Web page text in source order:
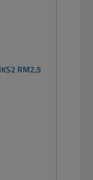
RM2,5